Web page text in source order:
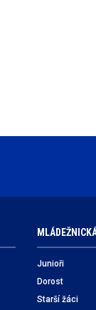
Junioři
Dorost
Starší žáci